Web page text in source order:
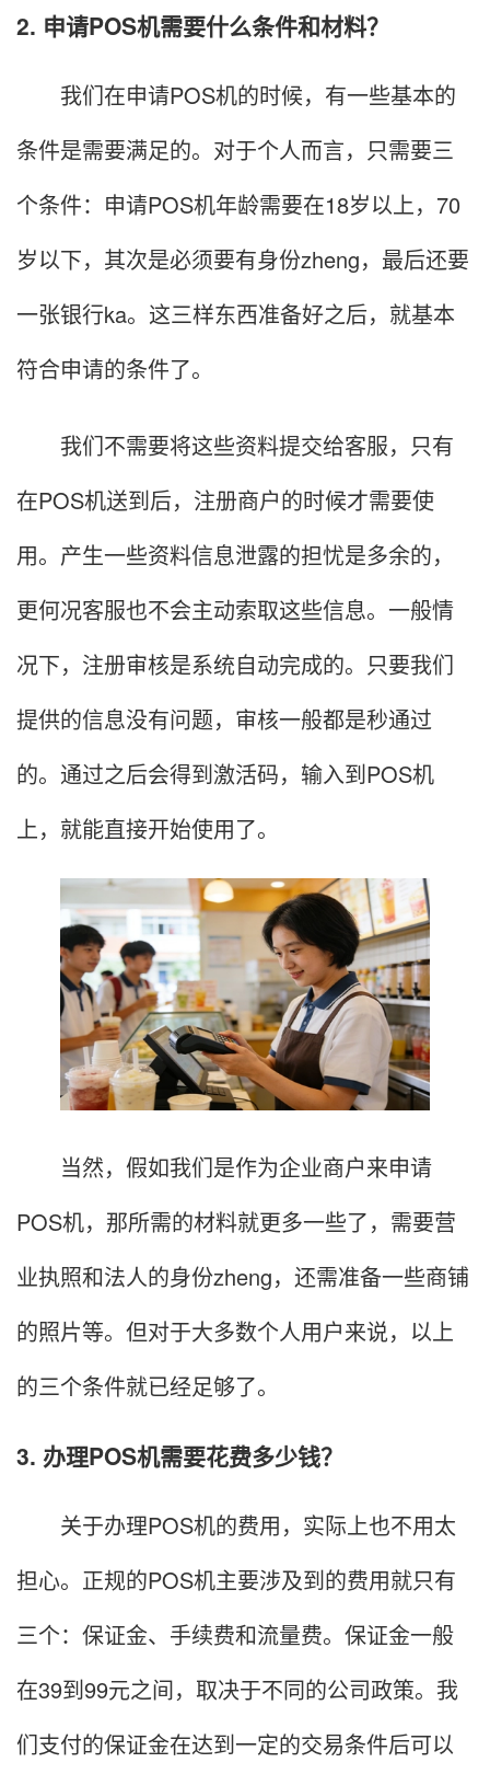
2. 申请POS机需要什么条件和材料？
我们在申请POS机的时候，有一些基本的
条件是需要满足的。对于个人而言，只需要三
个条件：申请POS机年龄需要在18岁以上，70
岁以下，其次是必须要有身份zheng，最后还要
一张银行ka。这三样东西准备好之后，就基本
符合申请的条件了。
我们不需要将这些资料提交给客服，只有
在POS机送到后，注册商户的时候才需要使
用。产生一些资料信息泄露的担忧是多余的，
更何况客服也不会主动索取这些信息。一般情
况下，注册审核是系统自动完成的。只要我们
提供的信息没有问题，审核一般都是秒通过
的。通过之后会得到激活码，输入到POS机
上，就能直接开始使用了。
当然，假如我们是作为企业商户来申请
POS机，那所需的材料就更多一些了，需要营
业执照和法人的身份zheng，还需准备一些商铺
的照片等。但对于大多数个人用户来说，以上
的三个条件就已经足够了。
3. 办理POS机需要花费多少钱？
关于办理POS机的费用，实际上也不用太
担心。正规的POS机主要涉及到的费用就只有
三个：保证金、手续费和流量费。保证金一般
在39到99元之间，取决于不同的公司政策。我
们支付的保证金在达到一定的交易条件后可以